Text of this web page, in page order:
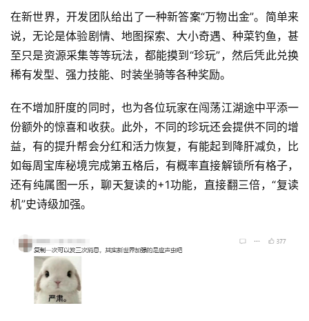
十
三
届
金
茶
7
月
3
日
游
茶
在新世界，开发团队给出了一种新答案“万物出金”。简单来
说，无论是体验剧情、地图探索、大小奇遇、种菜钓鱼，甚
至只是资源采集等等玩法，都能摸到“珍玩”，然后凭此兑换
稀有发型、强力技能、时装坐骑等各种奖励。
在不增加肝度的同时，也为各位玩家在闯荡江湖途中平添一
份额外的惊喜和收获。此外，不同的珍玩还会提供不同的增
益，有的提升帮会分红和活力恢复，有能起到降肝减负，比
如每周宝库秘境完成第五格后，有概率直接解锁所有格子，
还有纯属图一乐，聊天复读的+1功能，直接翻三倍，“复读
机”史诗级加强。